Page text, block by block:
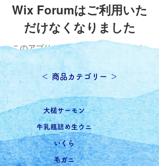
Wix Forumはご利用いた
だけなくなりました
このアプリケーションは廃止されまし
た。コミュニティアプリが必要な場合
は、Wix Groupsをご利用ください。
​＜ 商品カテゴリー ＞
​大槌サーモン
牛乳瓶詰め生ウニ
いくら
毛ガニ